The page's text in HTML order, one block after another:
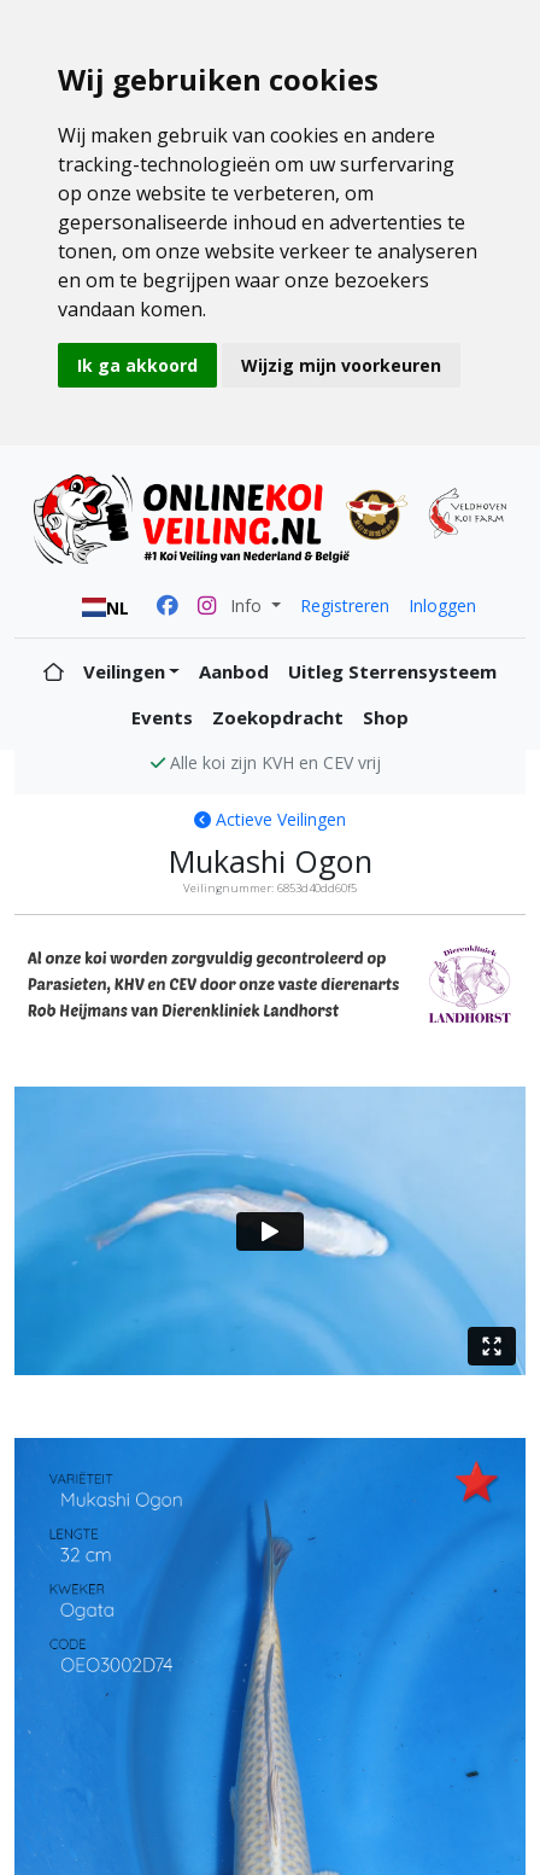
Wij gebruiken cookies
Wij maken gebruik van cookies en andere
tracking-technologieën om uw surfervaring
op onze website te verbeteren, om
gepersonaliseerde inhoud en advertenties te
tonen, om onze website verkeer te analyseren
en om te begrijpen waar onze bezoekers
vandaan komen.
Ik ga akkoord Wijzig mijn voorkeuren
NL Info Registreren Inloggen
Veilingen Aanbod
Uitleg Sterrensysteem
Events
Zoekopdracht Shop
Alle koi zijn KVH en CEV vrij
Actieve Veilingen
Mukashi Ogon
Veilingnummer: 6853d40dd60f5